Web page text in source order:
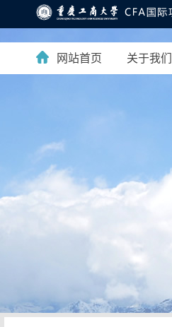
网站首页 关于我们